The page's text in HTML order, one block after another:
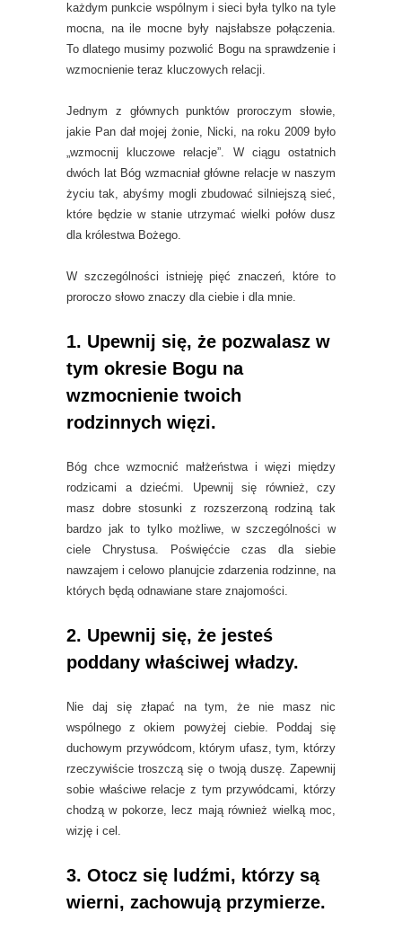
każdym punkcie wspólnym i sieci była tylko na tyle
mocna, na ile mocne były najsłabsze połączenia.
To dlatego musimy pozwolić Bogu na sprawdzenie i
wzmocnienie teraz kluczowych relacji.
Jednym z głównych punktów proroczym słowie,
jakie Pan dał mojej żonie, Nicki, na roku 2009 było
„wzmocnij kluczowe relacje”. W ciągu ostatnich
dwóch lat Bóg wzmacniał główne relacje w naszym
życiu tak, abyśmy mogli zbudować silniejszą sieć,
które będzie w stanie utrzymać wielki połów dusz
dla królestwa Bożego.
W szczególności istnieję pięć znaczeń, które to
proroczo słowo znaczy dla ciebie i dla mnie.
1. Upewnij się, że pozwalasz w
tym okresie Bogu na
wzmocnienie twoich
rodzinnych więzi.
Bóg chce wzmocnić małżeństwa i więzi między
rodzicami a dziećmi. Upewnij się również, czy
masz dobre stosunki z rozszerzoną rodziną tak
bardzo jak to tylko możliwe, w szczególności w
ciele Chrystusa. Poświęćcie czas dla siebie
nawzajem i celowo planujcie zdarzenia rodzinne, na
których będą odnawiane stare znajomości.
2. Upewnij się, że jesteś
poddany właściwej władzy.
Nie daj się złapać na tym, że nie masz nic
wspólnego z okiem powyżej ciebie. Poddaj się
duchowym przywódcom, którym ufasz, tym, którzy
rzeczywiście troszczą się o twoją duszę. Zapewnij
sobie właściwe relacje z tym przywódcami, którzy
chodzą w pokorze, lecz mają również wielką moc,
wizję i cel.
3. Otocz się ludźmi, którzy są
wierni, zachowują przymierze.